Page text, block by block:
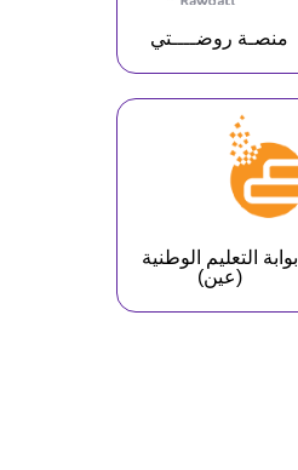
منصـة روضــــتي
بوابة التعليم الوطنية
(عين)